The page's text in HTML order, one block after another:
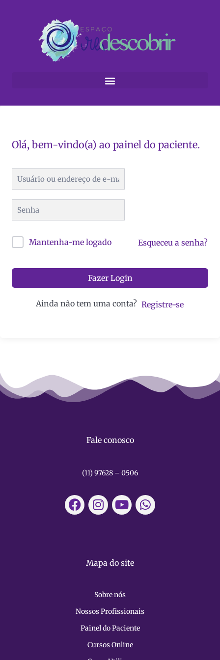
Olá, bem-vindo(a) ao painel do paciente.
Mantenha-me logado Esqueceu a senha?
Fazer Login
Ainda não tem uma conta? Registre-se
Fale conosco
(11) 97628 – 0506
Mapa do site
Sobre nós
Nossos Profissionais
Painel do Paciente
Cursos Online